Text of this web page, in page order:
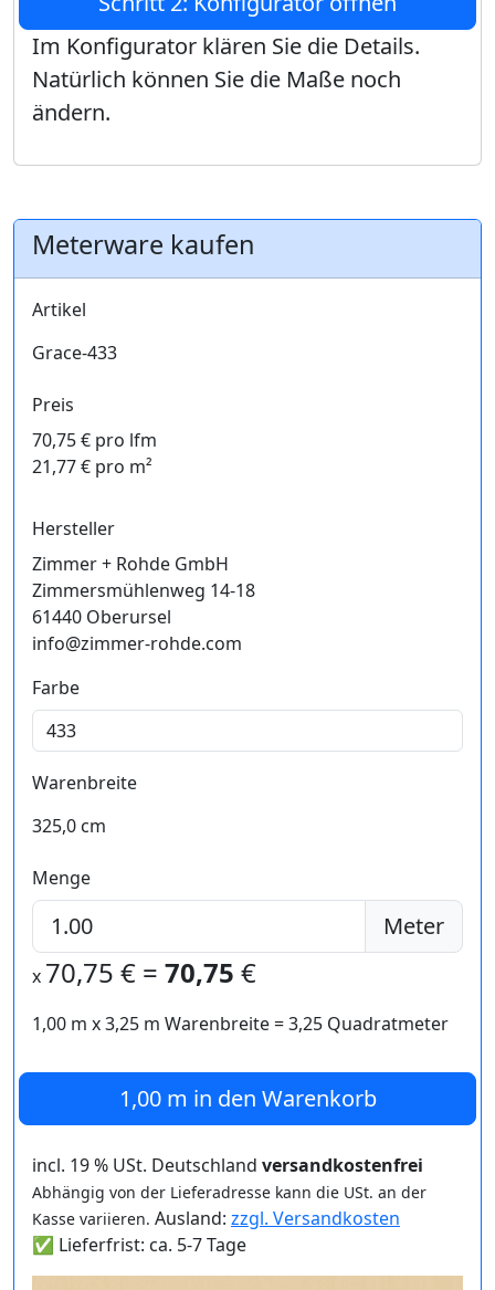
Im Konfigurator klären Sie die Details.
Natürlich können Sie die Maße noch
ändern.
Meterware kaufen
Artikel
Grace-433
Preis
70,75 € pro lfm
21,77 € pro m²
Hersteller
Zimmer + Rohde GmbH
Zimmersmühlenweg 14-18
61440 Oberursel
info@zimmer-rohde.com
Farbe
Warenbreite
325,0 cm
Menge
Meter
x 70,75 € = 70,75 €
1,00 m x3,25 m Warenbreite =3,25 Quadratmeter
1,00 m in den Warenkorb
incl. 19 % USt. Deutschland versandkostenfrei
Abhängig von der Lieferadresse kann die USt. an der
Kasse variieren. Ausland: zzgl. Versandkosten
✅ Lieferfrist: ca. 5-7 Tage